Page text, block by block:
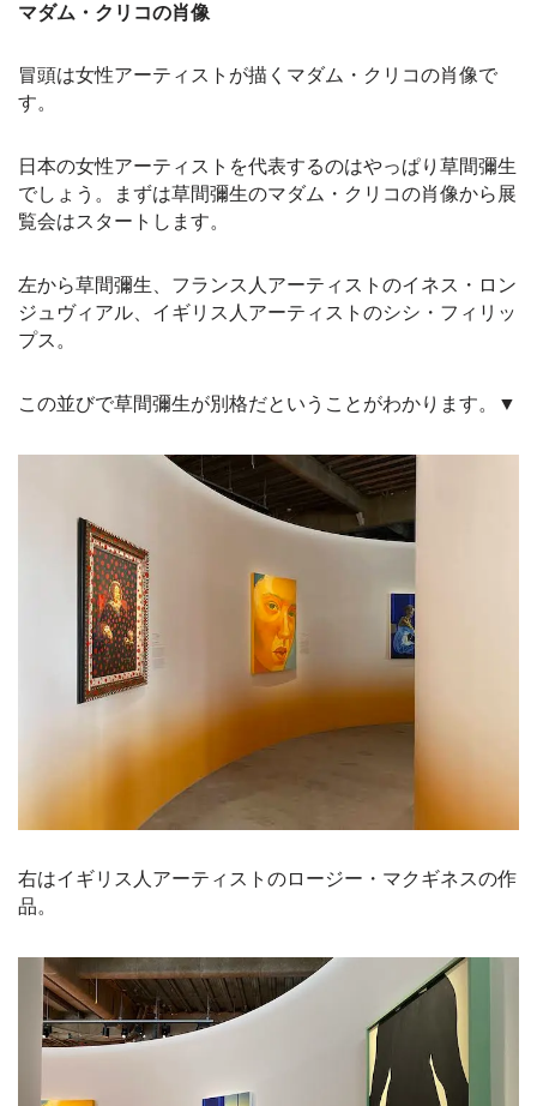
マダム・クリコの肖像
冒頭は女性アーティストが描くマダム・クリコの肖像で
す。
日本の女性アーティストを代表するのはやっぱり草間彌生
でしょう。まずは草間彌生のマダム・クリコの肖像から展
覧会はスタートします。
左から草間彌生、フランス人アーティストのイネス・ロン
ジュヴィアル、イギリス人アーティストのシシ・フィリッ
プス。
この並びで草間彌生が別格だということがわかります。▼
右はイギリス人アーティストのロージー・マクギネスの作
品。